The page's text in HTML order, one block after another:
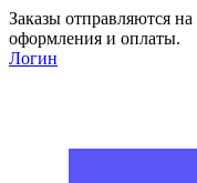
Заказы отправляются
оформления и оплаты.
Логин